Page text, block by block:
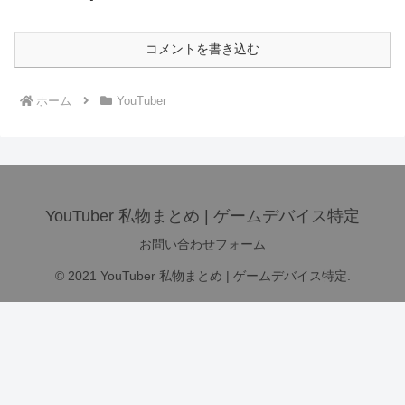
コメントを書き込む
ホーム YouTuber
YouTuber 私物まとめ | ゲームデバイス特定
お問い合わせフォーム
© 2021 YouTuber 私物まとめ | ゲームデバイス特定.